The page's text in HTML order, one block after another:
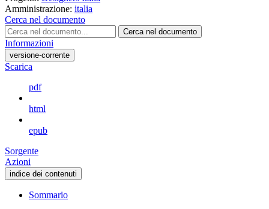
Amministrazione: italia
Cerca nel documento
Cerca nel documento
Informazioni
versione-corrente
Scarica
pdf
html
epub
Sorgente
Azioni
indice dei contenuti
Sommario